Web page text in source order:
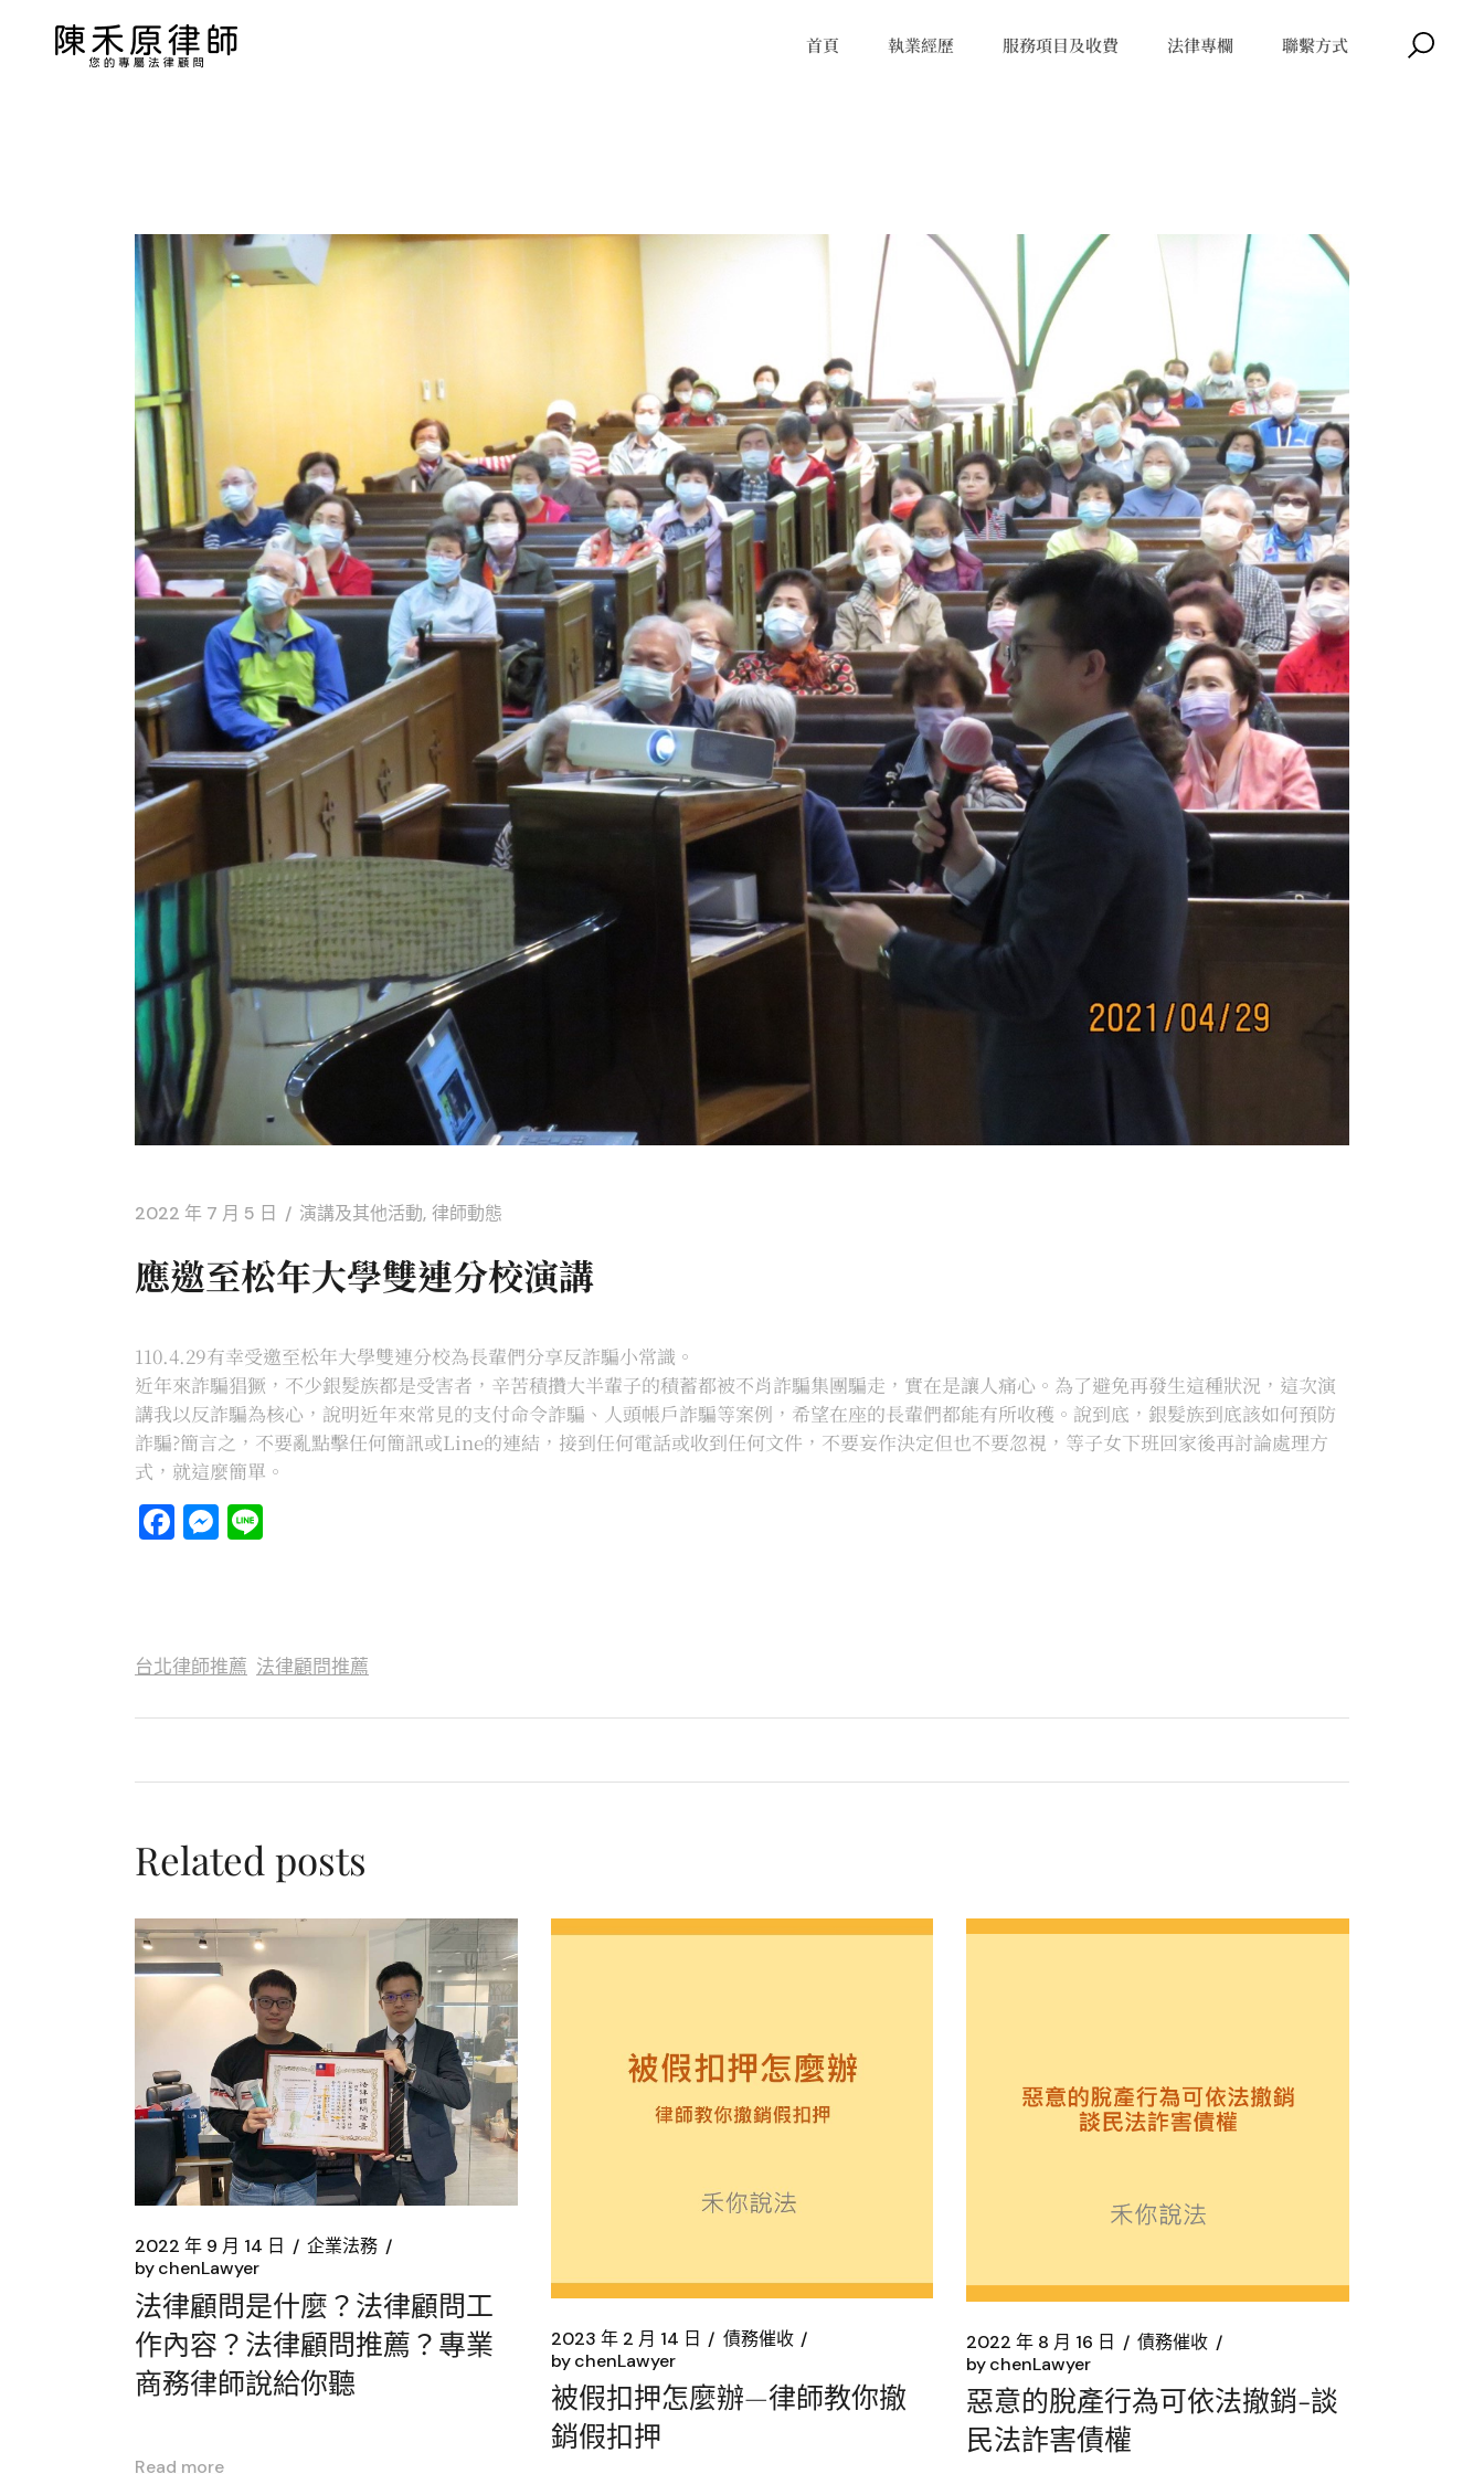
首頁 執業經歷 服務項目及收費 法律專欄 聯繫方式
2022 年 7 月 5 日 演講及其他活動 律師動態
應邀至松年大學雙連分校演講
110.4.29有幸受邀至松年大學雙連分校為長輩們分享反詐騙小常識。
近年來詐騙猖獗，不少銀髮族都是受害者，辛苦積攢大半輩子的積蓄都被不肖詐騙集團騙走，實在是讓人痛心。為了避免再發生這種狀況，這次演
講我以反詐騙為核心，說明近年來常見的支付命令詐騙、人頭帳戶詐騙等案例，希望在座的長輩們都能有所收穫。說到底，銀髮族到底該如何預防
詐騙?簡言之，不要亂點擊任何簡訊或Line的連結，接到任何電話或收到任何文件，不要妄作決定但也不要忽視，等子女下班回家後再討論處理方
式，就這麼簡單。
Facebook
Messenger
台北律師推薦 法律顧問推薦
Related posts
2022 年 9 月 14 日
企業法務
bychenLawyer
法律顧問是什麼？法律顧問工
作內容？法律顧問推薦？專業
商務律師說給你聽
Read more
2023 年 2 月 14 日
債務催收
by chenLawyer
被假扣押怎麼辦—律師教你撤
銷假扣押
2022 年 8 月 16 日
債務催收
bychenLawyer
惡意的脫產行為可依法撤銷-談
民法詐害債權